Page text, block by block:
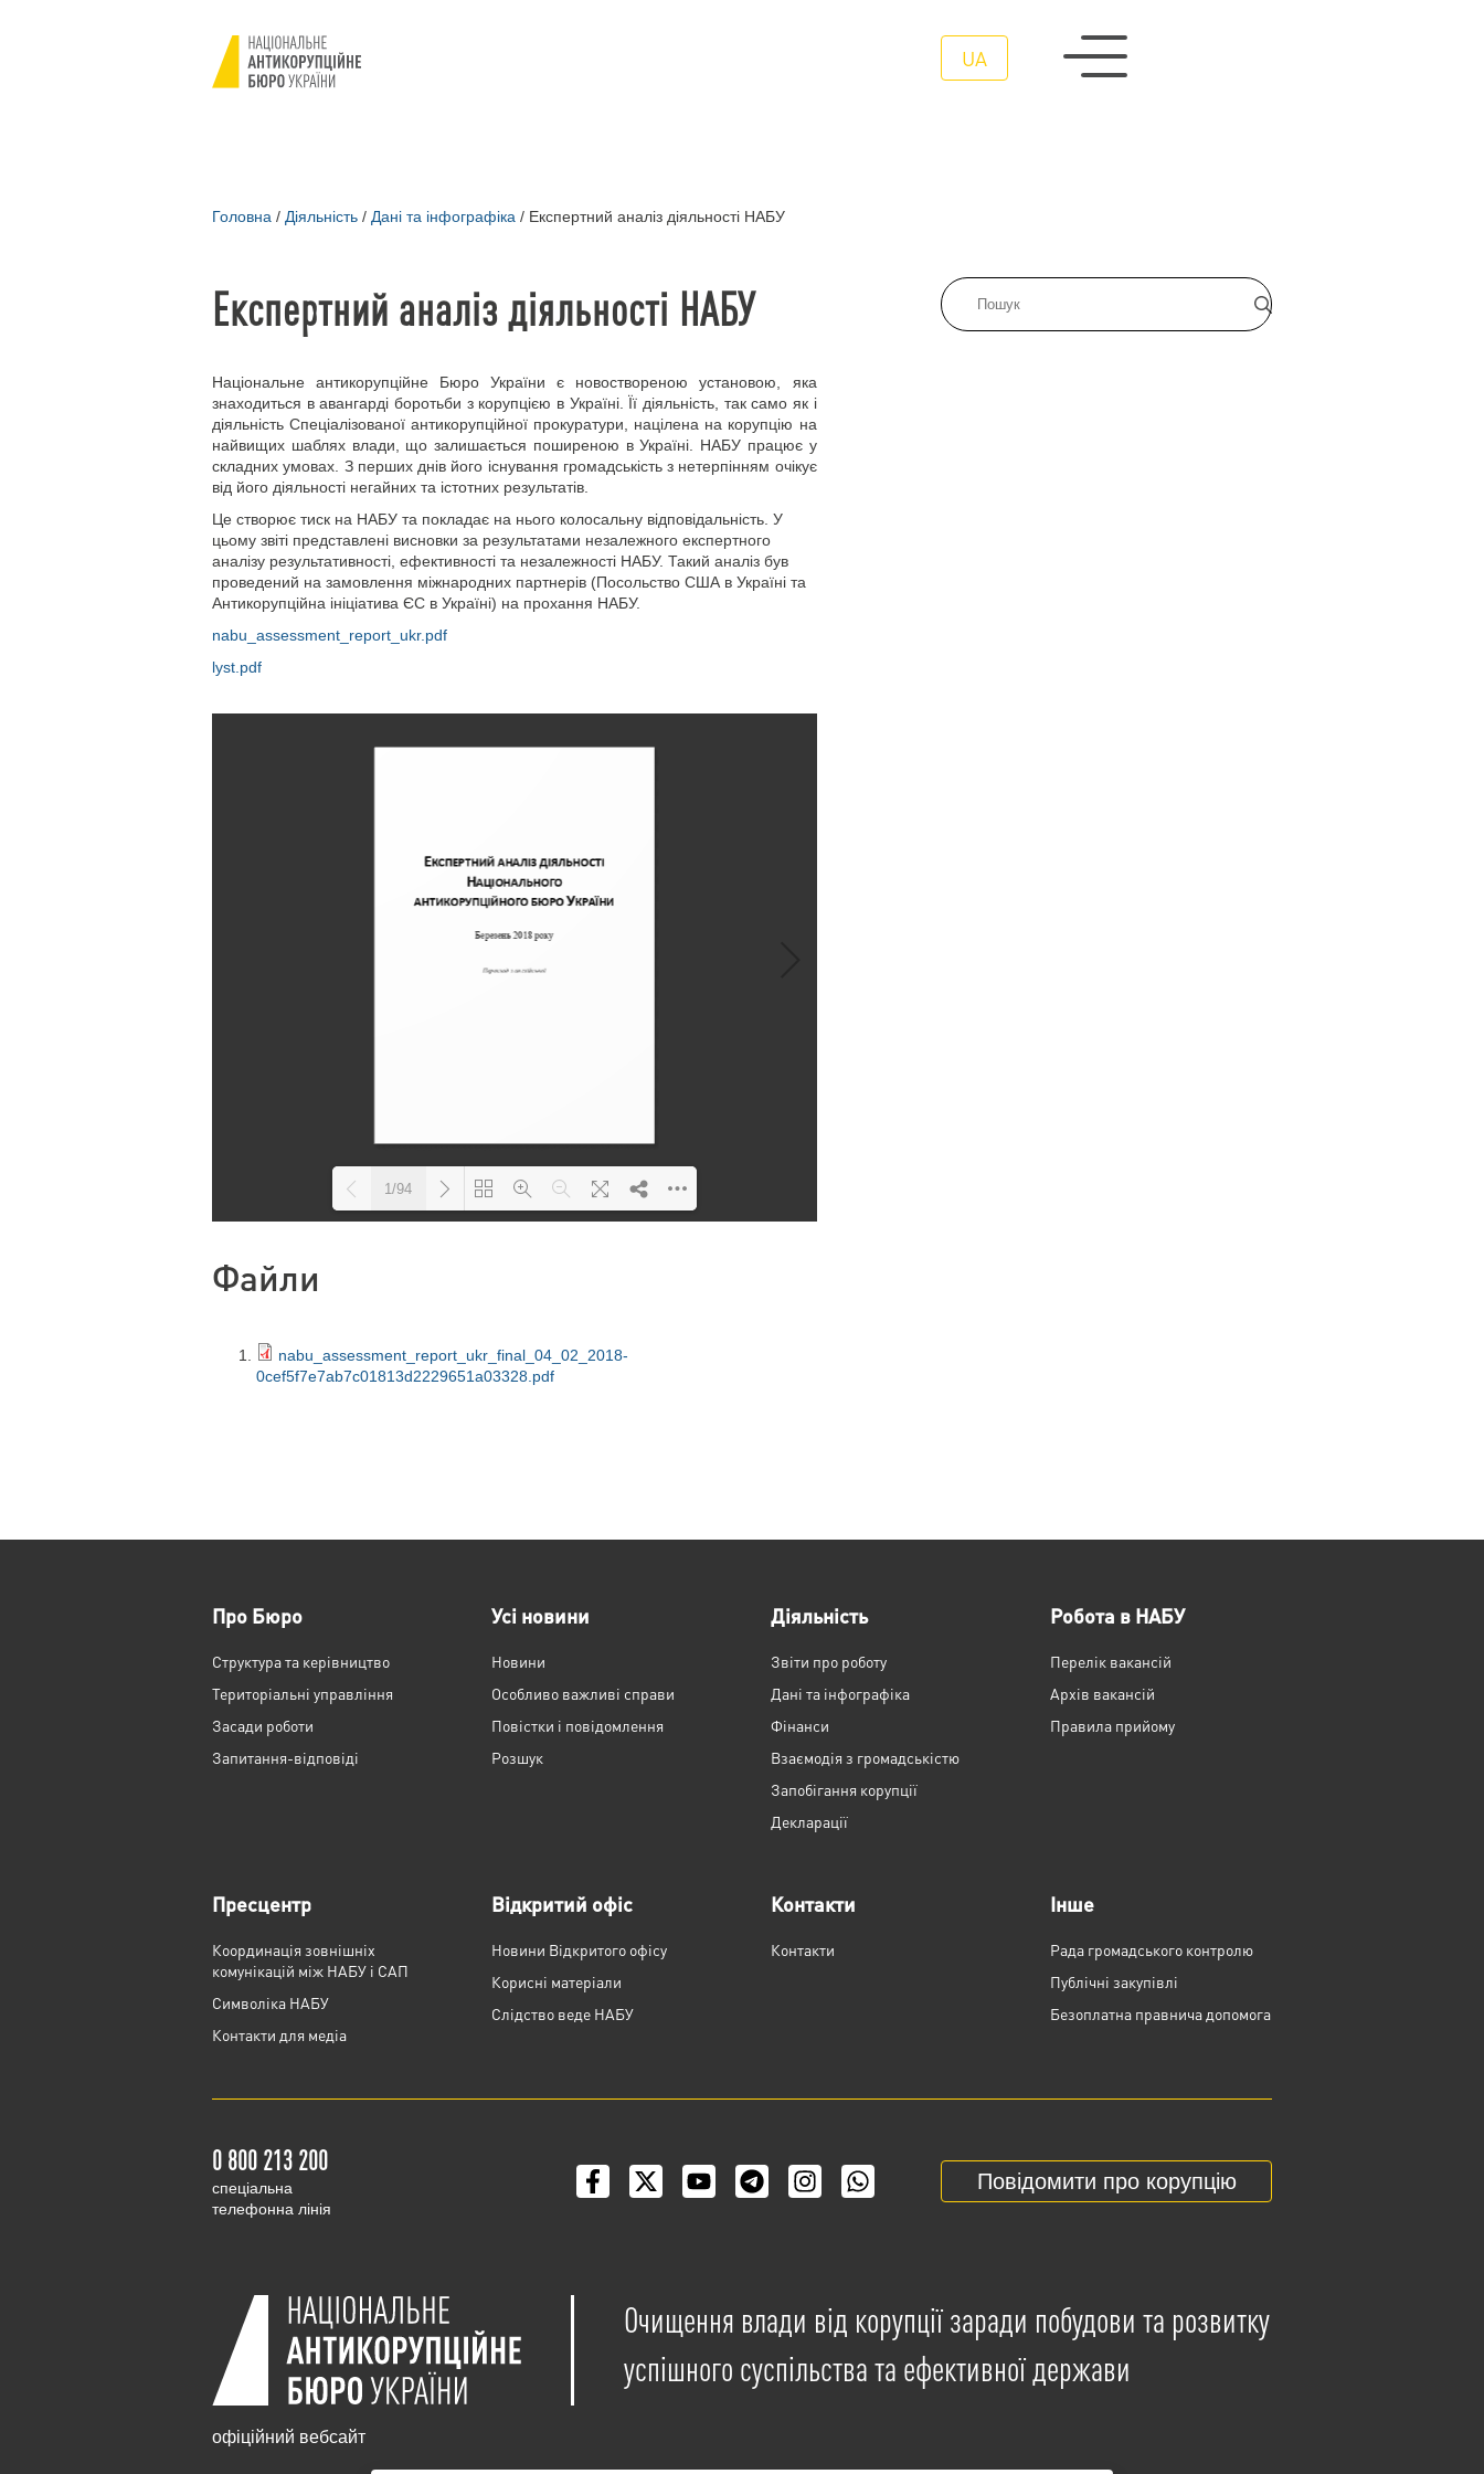
UA
Головна / Діяльність / Дані та інфографіка / Експертний аналіз діяльності НАБУ
Експертний аналіз діяльності НАБУ
Національне антикорупційне Бюро України є новоствореною установою, яка
знаходиться в авангарді боротьби з корупцією в Україні. Її діяльність, так само як і
діяльність Спеціалізованої антикорупційної прокуратури, націлена на корупцію на
найвищих шаблях влади, що залишається поширеною в Україні. НАБУ працює у
складних умовах. З перших днів його існування громадськість з нетерпінням очікує
від його діяльності негайних та істотних результатів.
Це створює тиск на НАБУ та покладає на нього колосальну відповідальність. У
цьому звіті представлені висновки за результатами незалежного експертного
аналізу результативності, ефективності та незалежності НАБУ. Такий аналіз був
проведений на замовлення міжнародних партнерів (Посольство США в Україні та
Антикорупційна ініціатива ЄС в Україні) на прохання НАБУ.
nabu_assessment_report_ukr.pdf
lyst.pdf
1/94
Файли
nabu_assessment_report_ukr_final_04_02_2018-
0cef5f7e7ab7c01813d2229651a03328.pdf
Про Бюро
Структура та керівництво
Територіальні управління
Засади роботи
Запитання-відповіді
Усі новини
Новини
Особливо важливі справи
Повістки і повідомлення
Розшук
Діяльність
Звіти про роботу
Дані та інфографіка
Фінанси
Взаємодія з громадськістю
Запобігання корупції
Декларації
Робота в НАБУ
Перелік вакансій
Архів вакансій
Правила прийому
Пресцентр
Координація зовнішніх
комунікацій між НАБУ і САП
Cимволіка НАБУ
Контакти для медіа
Відкритий офіс
Новини Відкритого офісу
Корисні матеріали
Слідство веде НАБУ
Контакти
Контакти
Інше
Рада громадського контролю
Публічні закупівлі
Безоплатна правнича допомога
0 800 213 200
cпеціальна
телефонна лінія
Повідомити про корупцію
офіційний вебсайт
Очищення влади від корупції заради побудови та розвитку
успішного суспільства та ефективної держави